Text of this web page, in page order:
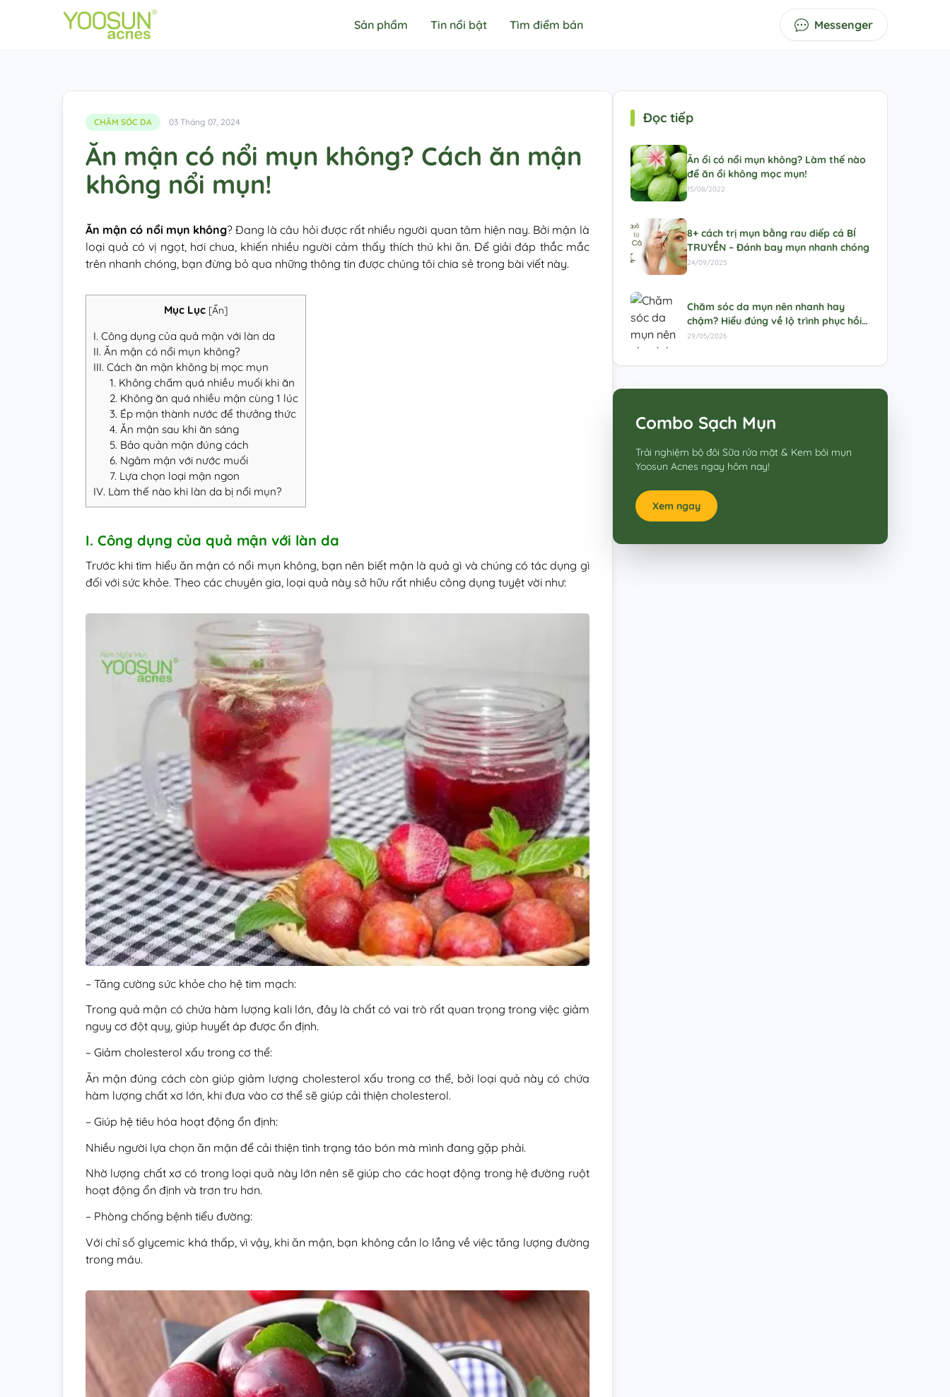
Sản phẩm Tin nổi bật Tìm điểm bán Messenger
CHĂM SÓC DA 03 Tháng 07, 2024
Ăn mận có nổi mụn không? Cách ăn mận
không nổi mụn!
Ăn mận có nổi mụn không? Đang là câu hỏi được rất nhiều người quan tâm hiện nay. Bởi mận là
loại quả có vị ngọt, hơi chua, khiến nhiều người cảm thấy thích thú khi ăn. Để giải đáp thắc mắc
trên nhanh chóng, bạn đừng bỏ qua những thông tin được chúng tôi chia sẻ trong bài viết này.
Mục Lục [Ẩn]
I. Công dụng của quả mận với làn da
II. Ăn mận có nổi mụn không?
III. Cách ăn mận không bị mọc mụn
1. Không chấm quá nhiều muối khi ăn
2. Không ăn quá nhiều mận cùng 1 lúc
3. Ép mận thành nước để thưởng thức
4. Ăn mận sau khi ăn sáng
5. Bảo quản mận đúng cách
6. Ngâm mận với nước muối
7. Lựa chọn loại mận ngon
IV. Làm thế nào khi làn da bị nổi mụn?
I. Công dụng của quả mận với làn da
Trước khi tìm hiểu ăn mận có nổi mụn không, bạn nên biết mận là quả gì và chúng có tác dụng gì
đối với sức khỏe. Theo các chuyên gia, loại quả này sở hữu rất nhiều công dụng tuyệt vời như:
– Tăng cường sức khỏe cho hệ tim mạch:
Trong quả mận có chứa hàm lượng kali lớn, đây là chất có vai trò rất quan trọng trong việc giảm
nguy cơ đột quỵ, giúp huyết áp được ổn định.
– Giảm cholesterol xấu trong cơ thể:
Ăn mận đúng cách còn giúp giảm lượng cholesterol xấu trong cơ thể, bởi loại quả này có chứa
hàm lượng chất xơ lớn, khi đưa vào cơ thể sẽ giúp cải thiện cholesterol.
– Giúp hệ tiêu hóa hoạt động ổn định:
Nhiều người lựa chọn ăn mận để cải thiện tình trạng táo bón mà mình đang gặp phải.
Nhờ lượng chất xơ có trong loại quả này lớn nên sẽ giúp cho các hoạt động trong hệ đường ruột
hoạt động ổn định và trơn tru hơn.
– Phòng chống bệnh tiểu đường:
Với chỉ số glycemic khá thấp, vì vậy, khi ăn mận, bạn không cần lo lắng về việc tăng lượng đường
trong máu.
Đọc tiếp
Ăn ổi có nổi mụn không? Làm thế nào
để ăn ổi không mọc mụn!
15/08/2022
8+ cách trị mụn bằng rau diếp cá BÍ
TRUYỀN – Đánh bay mụn nhanh chóng
24/09/2025
Chăm sóc da mụn nên nhanh hay
chậm? Hiểu đúng về lộ trình phục hồi
da mụn
29/05/2026
Combo Sạch Mụn
Trải nghiệm bộ đôi Sữa rửa mặt & Kem bôi mụn
Yoosun Acnes ngay hôm nay!
Xem ngay